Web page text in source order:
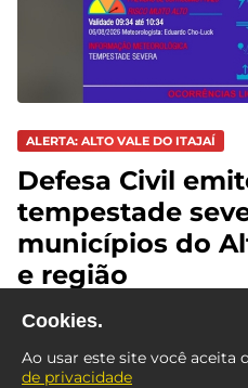
ALERTA: ALTO VALE DO ITAJAÍ
Defesa Civil
tempestade
municípios do
e região
Cookies.
Ao usar este site você aceita
de privacidade